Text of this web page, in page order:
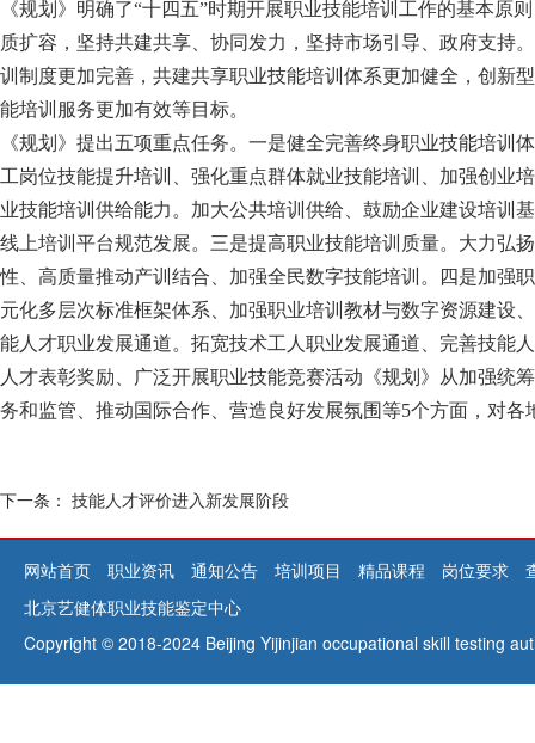
《规划》明确了“十四五”时期开展职业技能培训工作的基本原
质扩容，坚持共建共享、协同发力，坚持市场引导、政府支持
训制度更加完善，共建共享职业技能培训体系更加健全，创新
能培训服务更加有效等目标。
《规划》提出五项重点任务。一是健全完善终身职业技能培训
工岗位技能提升培训、强化重点群体就业技能培训、加强创业
业技能培训供给能力。加大公共培训供给、鼓励企业建设培训
线上培训平台规范发展。三是提高职业技能培训质量。大力弘
性、高质量推动产训结合、加强全民数字技能培训。四是加强
元化多层次标准框架体系、加强职业培训教材与数字资源建设
能人才职业发展通道。拓宽技术工人职业发展通道、完善技能
人才表彰奖励、广泛开展职业技能竞赛活动 《规划》从加强统
务和监管、推动国际合作、营造良好发展氛围等5个方面，对
下一条： 技能人才评价进入新发展阶段
网站首页 职业资讯 通知公告 培训项目 精品课程 岗位要求
北京艺健体职业技能鉴定中心
Copyright © 2018-2024 Beijing Yijinjian occupational skill testing